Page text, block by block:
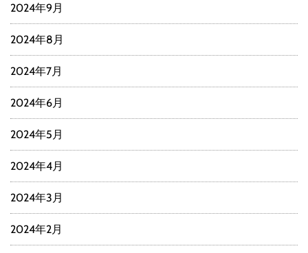
2024年9月
2024年8月
2024年7月
2024年6月
2024年5月
2024年4月
2024年3月
2024年2月